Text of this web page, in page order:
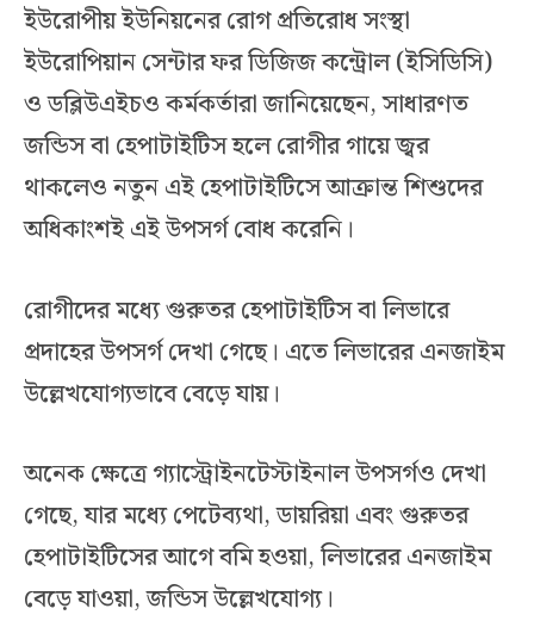
ইউরোপীয় ইউনিয়নের রোগ প্রতিরোধ সংস্থা
ইউরোপিয়ান সেন্টার ফর ডিজিজ কন্ট্রোল (ইসিডিসি)
ও ডব্লিউএইচও কর্মকর্তারা জানিয়েছেন, সাধারণত
জন্ডিস বা হেপাটাইটিস হলে রোগীর গায়ে জ্বর
থাকলেও নতুন এই হেপাটাইটিসে আক্রান্ত শিশুদের
অধিকাংশই এই উপসর্গ বোধ করেনি।
রোগীদের মধ্যে গুরুতর হেপাটাইটিস বা লিভারে
প্রদাহের উপসর্গ দেখা গেছে। এতে লিভারের এনজাইম
উল্লেখযোগ্যভাবে বেড়ে যায়।
অনেক ক্ষেত্রে গ্যাস্ট্রোইনটেস্টাইনাল উপসর্গও দেখা
গেছে, যার মধ্যে পেটেব্যথা, ডায়রিয়া এবং গুরুতর
হেপাটাইটিসের আগে বমি হওয়া, লিভারের এনজাইম
বেড়ে যাওয়া, জন্ডিস উল্লেখযোগ্য।